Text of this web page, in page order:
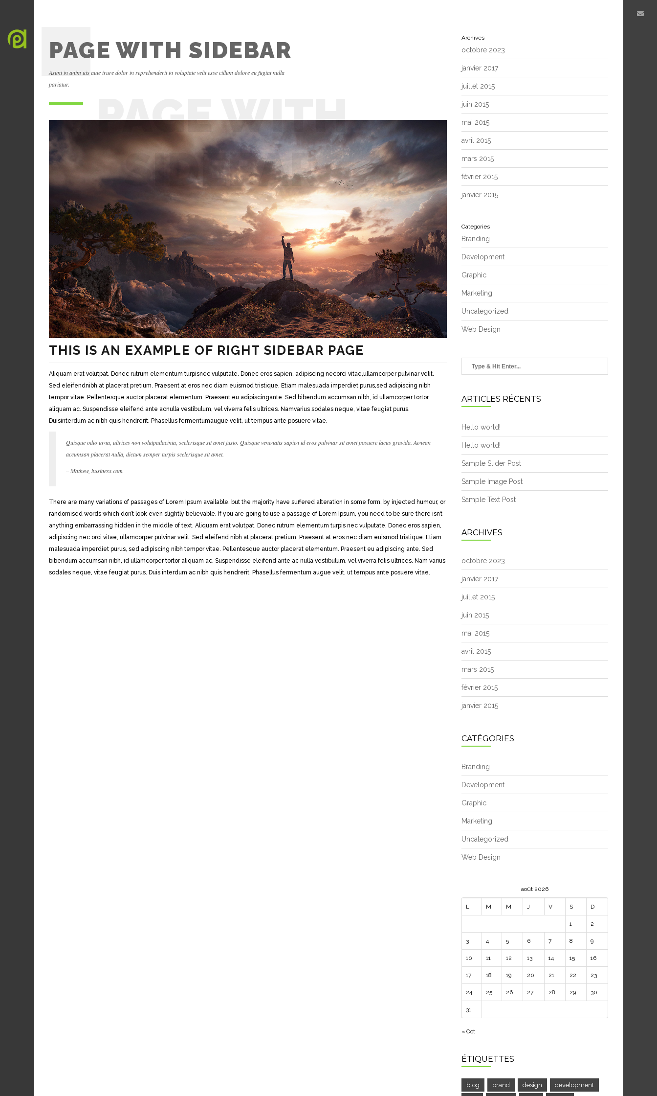
PAGE WITH
SIDEBAR
PAGE WITH SIDEBAR
Asunt in anim uis aute irure dolor in reprehenderit in voluptate velit esse cillum dolore eu fugiat nulla
pariatur.
THIS IS AN EXAMPLE OF RIGHT SIDEBAR PAGE
Aliquam erat volutpat. Donec rutrum elementum turpisnec vulputate. Donec eros sapien, adipiscing necorci vitae,ullamcorper pulvinar velit.
Sed eleifendnibh at placerat pretium. Praesent at eros nec diam euismod tristique. Etiam malesuada imperdiet purus,sed adipiscing nibh
tempor vitae. Pellentesque auctor placerat elementum. Praesent eu adipiscingante. Sed bibendum accumsan nibh, id ullamcorper tortor
aliquam ac. Suspendisse eleifend ante acnulla vestibulum, vel viverra felis ultrices. Namvarius sodales neque, vitae feugiat purus.
Duisinterdum ac nibh quis hendrerit. Phasellus fermentumaugue velit, ut tempus ante posuere vitae.
Quisque odio urna, ultrices non volutpatlacinia, scelerisque sit amet justo. Quisque venenatis sapien id eros pulvinar sit amet posuere lacus gravida. Aenean
accumsan placerat nulla, dictum semper turpis scelerisque sit amet.
– Mathew, business.com
There are many variations of passages of Lorem Ipsum available, but the majority have suffered alteration in some form, by injected humour, or
randomised words which don’t look even slightly believable. If you are going to use a passage of Lorem Ipsum, you need to be sure there isn’t
anything embarrassing hidden in the middle of text. Aliquam erat volutpat. Donec rutrum elementum turpis nec vulputate. Donec eros sapien,
adipiscing nec orci vitae, ullamcorper pulvinar velit. Sed eleifend nibh at placerat pretium. Praesent at eros nec diam euismod tristique. Etiam
malesuada imperdiet purus, sed adipiscing nibh tempor vitae. Pellentesque auctor placerat elementum. Praesent eu adipiscing ante. Sed
bibendum accumsan nibh, id ullamcorper tortor aliquam ac. Suspendisse eleifend ante ac nulla vestibulum, vel viverra felis ultrices. Nam varius
sodales neque, vitae feugiat purus. Duis interdum ac nibh quis hendrerit. Phasellus fermentum augue velit, ut tempus ante posuere vitae.
Archives
octobre 2023
janvier 2017
juillet 2015
juin 2015
mai 2015
avril 2015
mars 2015
février 2015
janvier 2015
Categories
Branding
Development
Graphic
Marketing
Uncategorized
Web Design
ARTICLES RÉCENTS
Hello world!
Hello world!
Sample Slider Post
Sample Image Post
Sample Text Post
ARCHIVES
octobre 2023
janvier 2017
juillet 2015
juin 2015
mai 2015
avril 2015
mars 2015
février 2015
janvier 2015
CATÉGORIES
Branding
Development
Graphic
Marketing
Uncategorized
Web Design
août 2026
L M M J V S D
1 2
3 4 5 6 7 8 9
10 11 12 13 14 15 16
17 18 19 20 21 22 23
24 25 26 27 28 29 30
31
« Oct
ÉTIQUETTES
blog brand design development